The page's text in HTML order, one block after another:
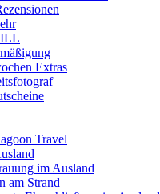
Extras
Travel
im Ausland
am Strand